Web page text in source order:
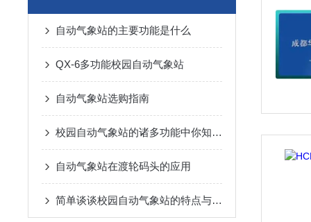
自动气象站的主要功能是什么
QX-6多功能校园自动气象站
自动气象站选购指南
校园自动气象站的诸多功能中你知晓几个呢？
自动气象站在渡轮码头的应用
简单谈谈校园自动气象站的特点与功能